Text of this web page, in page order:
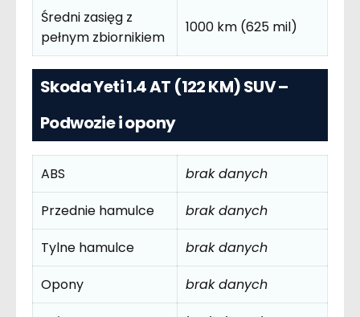
Średni zasięg z
pełnym zbiornikiem
1000 km (625 mil)
Skoda Yeti 1.4 AT (122 KM) SUV –
Podwozie i opony
ABS
brak danych
Przednie hamulce
brak danych
Tylne hamulce
brak danych
Opony
brak danych